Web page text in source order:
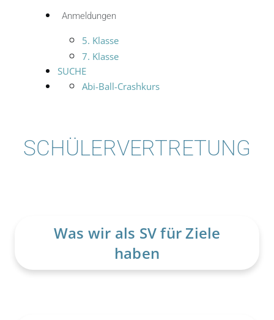
Anmeldungen
5. Klasse
7. Klasse
SUCHE
Abi-Ball-Crashkurs
SCHÜLERVERTRETUNG
Was wir als SV für Ziele
haben